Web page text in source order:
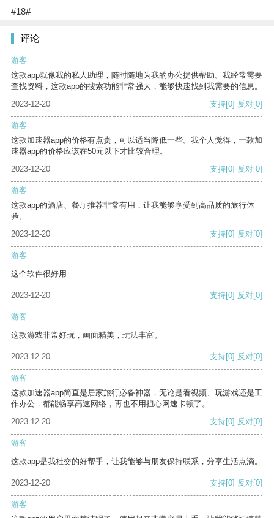
#18#
评论
游客
这款app就像我的私人助理，随时随地为我的办公提供帮助。我经常需要
查找资料，这款app的搜索功能非常强大，能够快速找到我需要的信息。
2023-12-20
支持[0] 反对[0]
游客
这款加速器app的价格有点贵，可以适当降低一些。我个人觉得，一款加
速器app的价格应该在50元以下才比较合理。
2023-12-20
支持[0] 反对[0]
游客
这款app的酒店、餐厅推荐非常有用，让我能够享受到高品质的旅行体
验。
2023-12-20
支持[0] 反对[0]
游客
这个软件很好用
2023-12-20 支持[0] 反对[0]
游客
这款游戏非常好玩，画面精美，玩法丰富。
2023-12-20 支持[0] 反对[0]
游客
这款加速器app简直是居家旅行必备神器，无论是看视频、玩游戏还是工
作办公，都能畅享高速网络，再也不用担心网速卡顿了。
2023-12-20
支持[0] 反对[0]
游客
这款app是我社交的好帮手，让我能够与朋友保持联系，分享生活点滴。
2023-12-20 支持[0] 反对[0]
游客